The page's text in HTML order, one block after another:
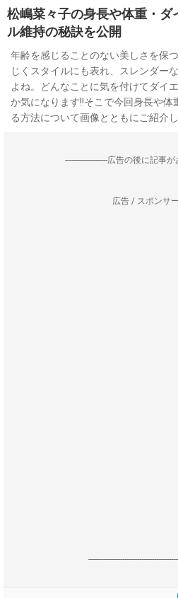
松嶋菜々子の身長や体重・ダ
ル維持の秘訣を公開
年齢を感じることのない美しさを保
じくスタイルにも表れ、スレンダー
よね。どんなことに気を付けてダイ
か気になります!!そこで今回身長や体
る方法について画像とともにご紹介
--------------------広告の後に記事が
広告 / スポンサ